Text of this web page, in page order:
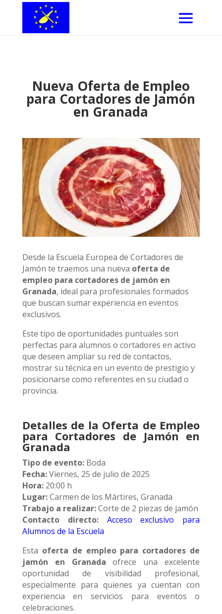
Nueva Oferta de Empleo
para Cortadores de Jamón
en Granada
Desde la Escuela Europea de Cortadores de
Jamón te traemos una nueva oferta de
empleo para cortadores de jamón en
Granada, ideal para profesionales formados
que buscan sumar experiencia en eventos
exclusivos.
Este tipo de oportunidades puntuales son
perfectas para alumnos o cortadores en activo
que deseen ampliar su red de contactos,
mostrar su técnica en un evento de prestigio y
posicionarse como referentes en su ciudad o
provincia.
Detalles de la Oferta de Empleo
para Cortadores de Jamón en
Granada
Tipo de evento:Boda
Fecha:Viernes, 25 de julio de 2025
Hora:20:00 h
Lugar:Carmen de los Mártires, Granada
Trabajo a realizar:Corte de 2 piezas de jamón
Contacto directo:
Acceso exclusivo para
Alumnos de la Escuela
Esta oferta de empleo para cortadores de
jamón en Granada ofrece una excelente
oportunidad de visibilidad profesional,
especialmente para quienes ya cuentan con
experiencia en servicios para eventos o
celebraciones.